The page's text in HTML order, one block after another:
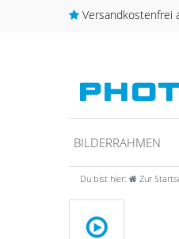
Versandkostenfrei
BILDERRAHMEN
Du bist hier: Zur